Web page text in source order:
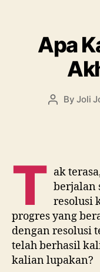
Apa
PostByJoli
T ak
berjalan
resolusi
progres yang
dengan resolusi
telah berhasil
kalian lupakan?